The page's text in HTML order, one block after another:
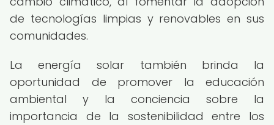
de tecnologías limpias y renovables en sus
comunidades.
La energía solar también brinda la
oportunidad de promover la educación
ambiental y la conciencia sobre la
importancia de la sostenibilidad entre los